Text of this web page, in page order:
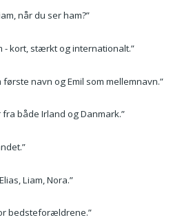
når du ser ham?”
- kort, stærkt og internationalt.”
første navn og Emil som mellemnavn.”
både Irland og Danmark.”
Liam, Nora.”
bedsteforældrene.”